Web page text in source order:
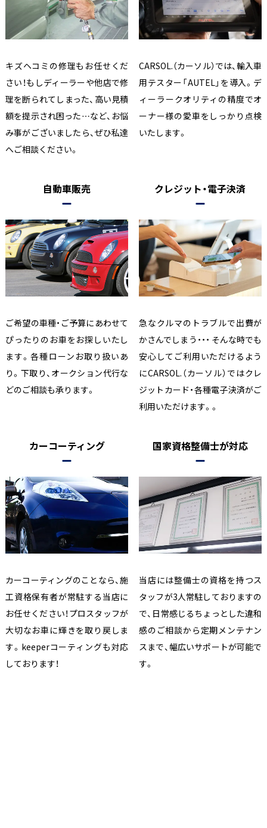
キズヘコミの修理もお任せくだ
さい！もしディーラーや他店で修
理を断られてしまった、高い見積
額を提示され困った…など、お悩
み事がございましたら、ぜひ私達
へご相談ください。
CARSOL.（カーソル）では、輸入車
用テスター「AUTEL」を導入。デ
ィーラークオリティの精度でオ
ーナー様の愛車をしっかり点検
いたします。
自動車販売
ご希望の車種・ご予算にあわせて
ぴったりのお車をお探しいたし
ます。各種ローンお取り扱いあ
り。下取り、オークション代行な
どのご相談も承ります。
クレジット・電子決済
急なクルマのトラブルで出費が
かさんでしまう・・・ そんな時でも
安心してご利用いただけるよう
にCARSOL.（カーソル）ではクレ
ジットカード・各種電子決済がご
利用いただけます。。
カーコーティング
カーコーティングのことなら、施
工資格保有者が常駐する当店に
お任せください！プロスタッフが
大切なお車に輝きを取り戻しま
す。keeperコーティングも対応
しております！
国家資格整備士が対応
当店には整備士の資格を持つス
タッフが3人常駐しておりますの
で、日常感じるちょっとした違和
感のご相談から定期メンテナン
スまで、幅広いサポートが可能で
す。